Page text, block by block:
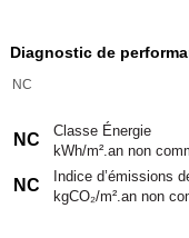
Diagnostic de
NC
NC
Classe Énergie
kWh/m².an non
NC
Indice d’émissions
kgCO₂/m².an non